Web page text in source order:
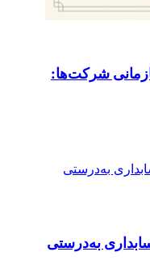
شرکت‌ها:
به‌درستی